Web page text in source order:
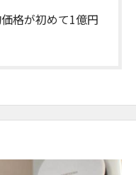
格が初めて1億円